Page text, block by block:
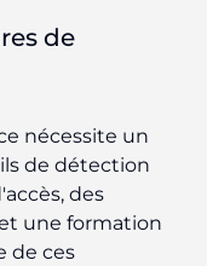
de
nécessite un
de détection
des
une formation
de ces